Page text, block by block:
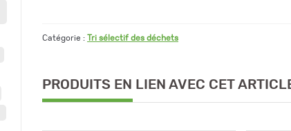
Catégorie : Tri sélectif des déchets
PRODUITS EN LIEN AVEC CET